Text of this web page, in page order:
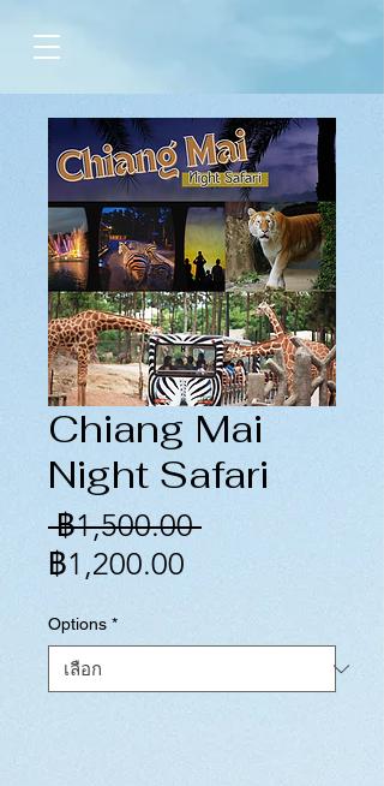
Chiang Mai
Night Safari
฿1,500.00 ราคา
฿1,200.00
ลด
Options *